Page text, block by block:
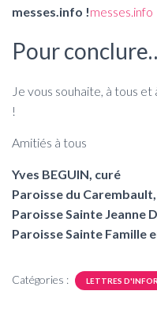
messes.info !messes.info
Pour
Je vous souhaite, à tous
!
Amitiés à tous
Yves BEGUIN, curé
Paroisse du Carembault,
Paroisse Sainte Jeanne
Paroisse Sainte Famille
Catégories : LETTRES